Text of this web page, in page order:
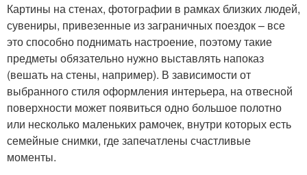
Картины на стенах, фотографии в рамках близких людей,
сувениры, привезенные из заграничных поездок – все
это способно поднимать настроение, поэтому такие
предметы обязательно нужно выставлять напоказ
(вешать на стены, например). В зависимости от
выбранного стиля оформления интерьера, на отвесной
поверхности может появиться одно большое полотно
или несколько маленьких рамочек, внутри которых есть
семейные снимки, где запечатлены счастливые
моменты.